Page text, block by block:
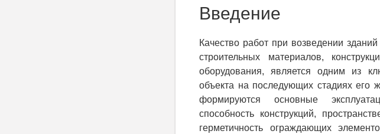
Введение
Качество работ при возведении
строительных материалов,
оборудования, является одним из
объекта на последующих стадиях его
формируются основные
способность конструкций,
герметичность ограждающих